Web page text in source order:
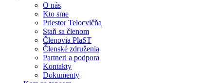
O nás
Kto sme
Priestor Telocvičňa
Staň sa členom
Členovia PlaST
Členské združenia
Partneri a podpora
Kontakty
Dokumenty